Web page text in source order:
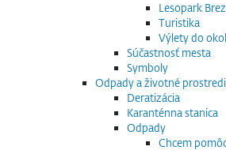
Lesopark
Turistika
Výlety do
Súčastnosť mesta
Symboly
Odpady a životné
Deratizácia
Karanténna stanica
Odpady
Chcem